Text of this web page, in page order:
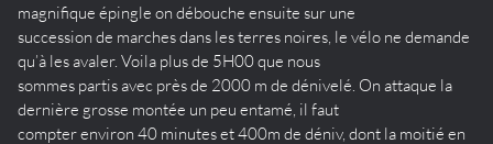
magnifique épingle on débouche ensuite sur une
succession de marches dans les terres noires, le vélo ne demande
qu’à les avaler. Voila plus de 5H00 que nous
sommes partis avec près de 2000 m de dénivelé. On attaque la
dernière grosse montée un peu entamé, il faut
compter environ 40 minutes et 400m de déniv, dont la moitié en